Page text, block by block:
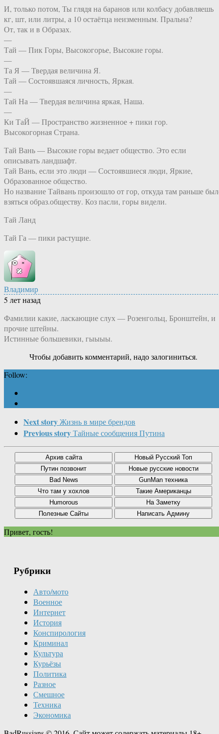
И, только потом, Ты глядя на баранов или колбасу добавляешь
кг, шт, или литры, а 10 остаётца неизменным. Пральна?
От, так и в Образах.
—
Тай — Пик Горы, Высокогорье, Высокие горы.
—
Та Я — Твердая величина Я.
Тай — Состоявшаяся личность, Яркая.
—
Тай На — Твердая величина яркая, Наша.
—
Ки ТаЙ — Пространство жизненное + пики гор.
Высокогорная Страна.
Тай Вань — Высокие горы ведает общество. Это если
описывать ландшафт.
Тай Вань, если это люди — Состоявшиеся люди, Яркие,
Образованное общество.
Но название Тайвань произошло от гор, откуда там раньше
взяться образ.обществу. Коз пасли, горы видели.
Тай Ланд
Тай Га — пики растущие.
Владимир
5 лет назад
Фамилии какие, ласкающие слух — Розенгольц, Бронштейн, и
прочие штейны.
Истинные большевики, гыыыы.
Чтобы добавить комментарий, надо залогиниться.
Follow:
Next storyЖизнь в мире брендов
Previous storyТайные сообщения Путина
Привет, гость!
Рубрики
Авто/мото
Военное
Интернет
История
Конспирология
Криминал
Культура
Курьёзы
Политика
Разное
Смешное
Техника
Экономика